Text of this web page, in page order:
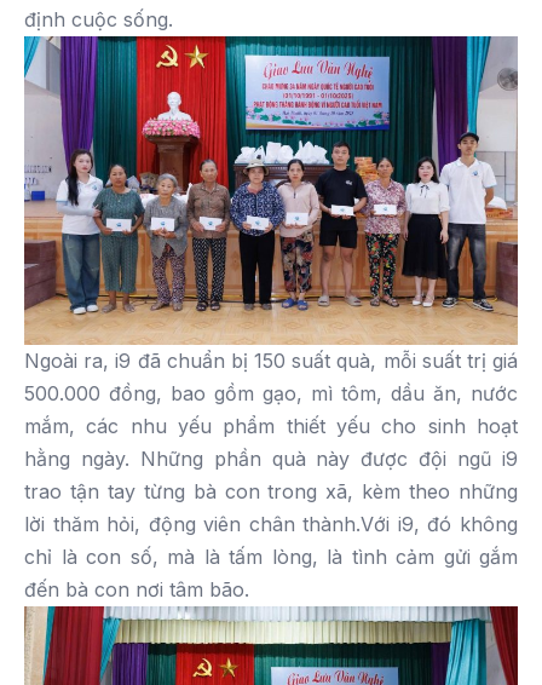
định cuộc sống.
Ngoài ra, i9 đã chuẩn bị 150 suất quà, mỗi suất trị giá
500.000 đồng, bao gồm gạo, mì tôm, dầu ăn, nước
mắm, các nhu yếu phẩm thiết yếu cho sinh hoạt
hằng ngày. Những phần quà này được đội ngũ i9
trao tận tay từng bà con trong xã, kèm theo những
lời thăm hỏi, động viên chân thành.Với i9, đó không
chỉ là con số, mà là tấm lòng, là tình cảm gửi gắm
đến bà con nơi tâm bão.